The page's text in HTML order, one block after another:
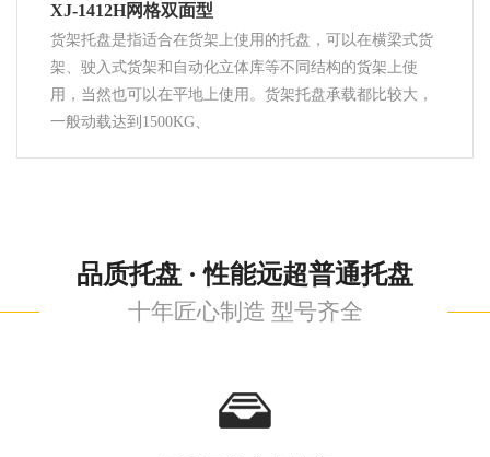
XJ-1412H网格双面型
货架托盘是指适合在货架上使用的托盘，可以在横梁式货
架、驶入式货架和自动化立体库等不同结构的货架上使
用，当然也可以在平地上使用。货架托盘承载都比较大，
一般动载达到1500KG、
品质托盘 · 性能远超普通托盘
十年匠心制造 型号齐全